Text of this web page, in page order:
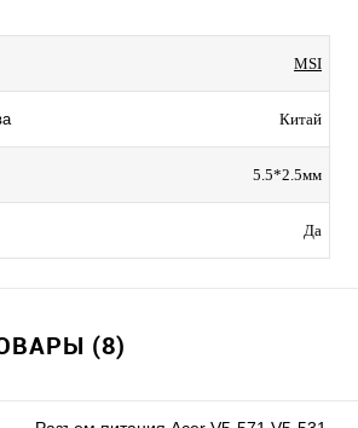
MSI
Китай
5.5*2.5мм
Да
(8)